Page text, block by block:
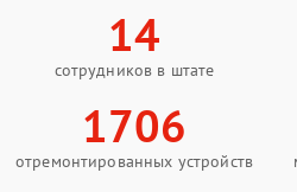
14
сотрудников в штате
1706
отремонтированных устройств